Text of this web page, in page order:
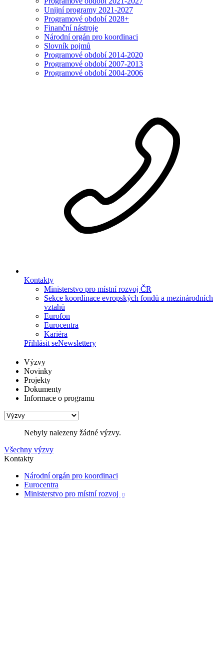
Unijní programy 2021-2027
Programové období 2028+
Finanční nástroje
Národní orgán pro koordinaci
Slovník pojmů
Programové období 2014-2020
Programové období 2007-2013
Programové období 2004-2006
Kontakty
Ministerstvo pro místní rozvoj ČR
Sekce koordinace evropských fondů a mezinárodních
vztahů
Eurofon
Eurocentra
Kariéra
Přihlásit seNewslettery
Výzvy
Novinky
Projekty
Dokumenty
Informace o programu
Nebyly nalezeny žádné výzvy.
Všechny výzvy
Kontakty
Národní orgán pro koordinaci
Eurocentra
Ministerstvo pro místní rozvoj
